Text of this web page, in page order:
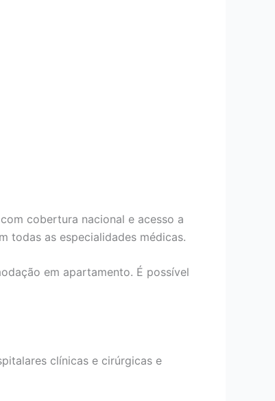
cobertura nacional e acesso a
todas as especialidades médicas.
em apartamento. É possível
clínicas e cirúrgicas e